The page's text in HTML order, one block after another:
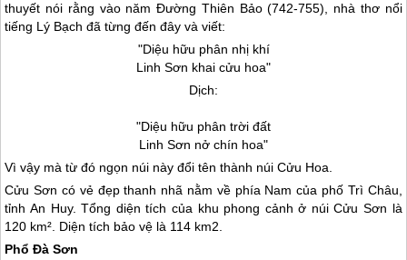
thuyết nói rằng vào năm Đường Thiên Bảo (742-755), nhà thơ nổi
tiếng Lý Bạch đã từng đến đây và viết:
"Diệu hữu phân nhị khí
Linh Sơn khai cửu hoa"
Dịch:
"Diệu hữu phân trời đất
Linh Sơn nở chín hoa"
Vì vậy mà từ đó ngọn núi này đổi tên thành núi Cửu Hoa.
Cửu Sơn có vẻ đẹp thanh nhã nằm về phía Nam của phố Trì Châu,
tỉnh An Huy. Tổng diện tích của khu phong cảnh ở núi Cửu Sơn là
120 km². Diện tích bảo vệ là 114 km2.
Phổ Đà Sơn